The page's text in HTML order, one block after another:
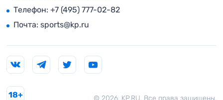
Телефон: +7 (495) 777-02-82
Почта: sports@kp.ru
© 2026. KP.RU. Все права защищены.
18+